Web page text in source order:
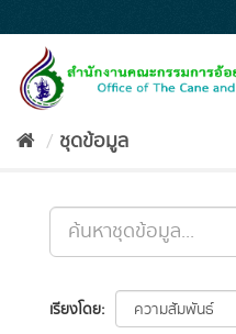
to
content
ชุดข้อมูล
เรียงโดย